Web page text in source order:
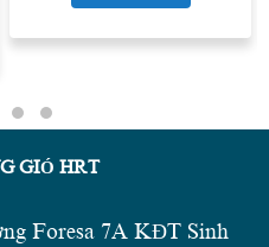
GIÓ HRT
Foresa 7A KĐT Sinh